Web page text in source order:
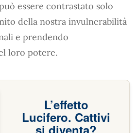
essere contrastato solo
della nostra invulnerabilità
e prendendo
loro potere.
L’effetto
Lucifero. Cattivi
si diventa?